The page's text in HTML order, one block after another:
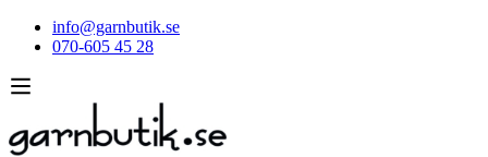
info@garnbutik.se
070-605 45 28